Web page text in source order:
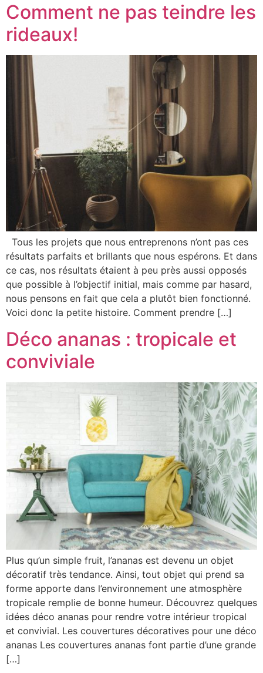
Comment ne pas teindre les
rideaux!
Tous les projets que nous entreprenons n’ont pas ces
résultats parfaits et brillants que nous espérons. Et dans
ce cas, nos résultats étaient à peu près aussi opposés
que possible à l’objectif initial, mais comme par hasard,
nous pensons en fait que cela a plutôt bien fonctionné.
Voici donc la petite histoire. Comment prendre […]
Déco ananas : tropicale et
conviviale
Plus qu’un simple fruit, l’ananas est devenu un objet
décoratif très tendance. Ainsi, tout objet qui prend sa
forme apporte dans l’environnement une atmosphère
tropicale remplie de bonne humeur. Découvrez quelques
idées déco ananas pour rendre votre intérieur tropical
et convivial. Les couvertures décoratives pour une déco
ananas Les couvertures ananas font partie d’une grande
[…]